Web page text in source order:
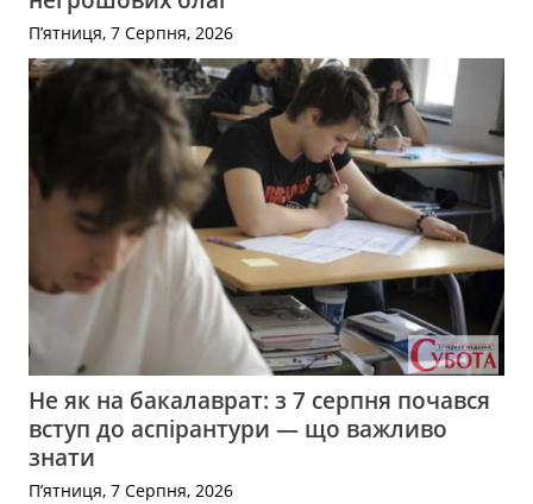
П’ятниця, 7 Серпня, 2026
Не як на бакалаврат: з 7 серпня почався
вступ до аспірантури — що важливо
знати
П’ятниця, 7 Серпня, 2026